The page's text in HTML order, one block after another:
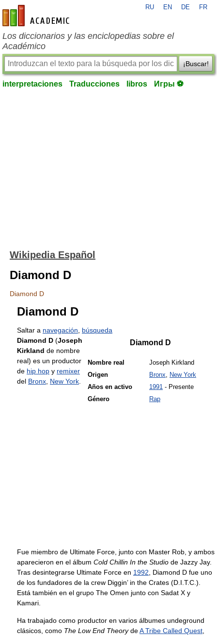
es-academic.com
RU EN DE FR
Los diccionarios y las enciclopedias sobre el
Académico
¡Buscar!
interpretaciones Traducciones libros Игры ⚽
Wikipedia Español
Diamond D
Diamond D
Diamond D
Saltar a navegación búsqueda
Diamond D
Nombre real
Joseph Kirkland
Origen
Bronx, New York
Años en activo
1991 - Presente
Género
Rap
Diamond D (Joseph
Kirkland de nombre
real) es un productor
de hip hop y remixer
del Bronx New York
Fue miembro de Ultimate Force, junto con Master Rob, y ambos
aparecieron en el álbum Cold Chillin In the Studio de Jazzy Jay.
Tras desintegrarse Ultimate Force en 1992 , Diamond D fue uno
de los fundadores de la crew Diggin’ in the Crates (D.I.T.C.).
Está también en el grupo The Omen junto con Sadat X y
Kamari.
Ha trabajado como productor en varios álbumes undeground
clásicos, como The Low End TheorydeA Tribe Called Quest